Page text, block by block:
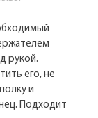
рукой.
его, не
и
Подходит